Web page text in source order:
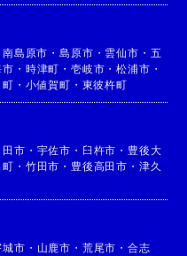
南島原市 ・島原市 ・ 雲仙市 ・ 五
市 ・ 時津町 ・ 壱岐市 ・松浦市 ・
町 ・ 小値賀町 ・ 東彼杵町
田市 ・ 宇佐市 ・ 臼杵市 ・ 豊後大
町 ・ 竹田市 ・ 豊後高田市 ・ 津久
城市 ・ 山鹿市 ・ 荒尾市 ・ 合志